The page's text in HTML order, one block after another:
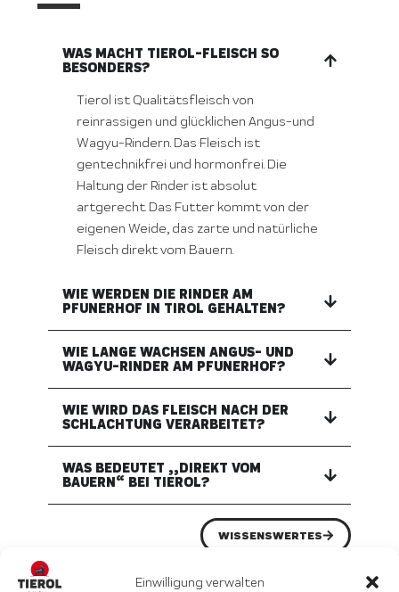
Einwilligung verwalten
WAS MACHT TIEROL-FLEISCH SO
BESONDERS?
Tierol ist Qualitätsfleisch von
reinrassigen und glücklichen Angus-und
Wagyu-Rindern. Das Fleisch ist
gentechnikfrei und hormonfrei. Die
Haltung der Rinder ist absolut
artgerecht. Das Futter kommt von der
eigenen Weide, das zarte und natürliche
Fleisch direkt vom Bauern.
WIE WERDEN DIE RINDER AM
PFUNERHOF IN TIROL GEHALTEN?
WIE LANGE WACHSEN ANGUS- UND
WAGYU-RINDER AM PFUNERHOF?
WIE WIRD DAS FLEISCH NACH DER
SCHLACHTUNG VERARBEITET?
WAS BEDEUTET „„DIREKT VOM
BAUERN“ BEI TIEROL?
WISSENSWERTES